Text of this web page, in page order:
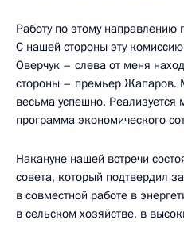
Работу по этому
С нашей стороны эту
Оверчук – слева от меня
стороны – премьер Жапаров.
весьма успешно. Реализуется
программа экономического
Накануне нашей встречи
совета, который подтвердил
в совместной работе в
в сельском хозяйстве, в